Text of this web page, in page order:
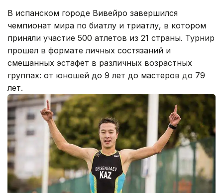
В испанском городе Вивейро завершился
чемпионат мира по биатлу и триатлу, в котором
приняли участие 500 атлетов из 21 страны. Турнир
прошел в формате личных состязаний и
смешанных эстафет в различных возрастных
группах: от юношей до 9 лет до мастеров до 79
лет.